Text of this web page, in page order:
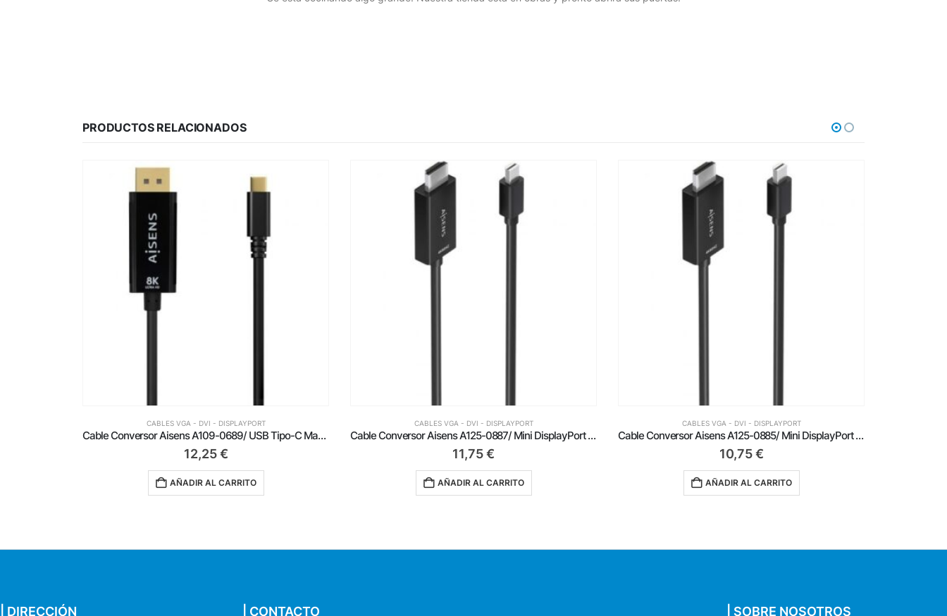
PRODUCTOS RELACIONADOS
CABLES VGA - DVI - DISPLAYPORT
Cable Conversor Aisens A125-0887/ Mini DisplayPort Macho – HDMI 4K Macho/ 1.5m/ Negro
11,75€
AÑADIR AL CARRITO
CABLES VGA - DVI - DISPLAYPORT
Cable Conversor Aisens A125-0885/ Mini DisplayPort Macho – HDMI 4K Macho/ 60cm/ Negro
10,75€
AÑADIR AL CARRITO
CABLES VGA - DVI - DISPLAYPORT
Cable Conversor Aisens A125-0133/ DisplayPort Macho – DVI Hembra/ 15cm/ Negro
6,69€
AÑADIR AL CARRITO
| DIRECCIÓN | CONTACTO | SOBRE NOSOTROS